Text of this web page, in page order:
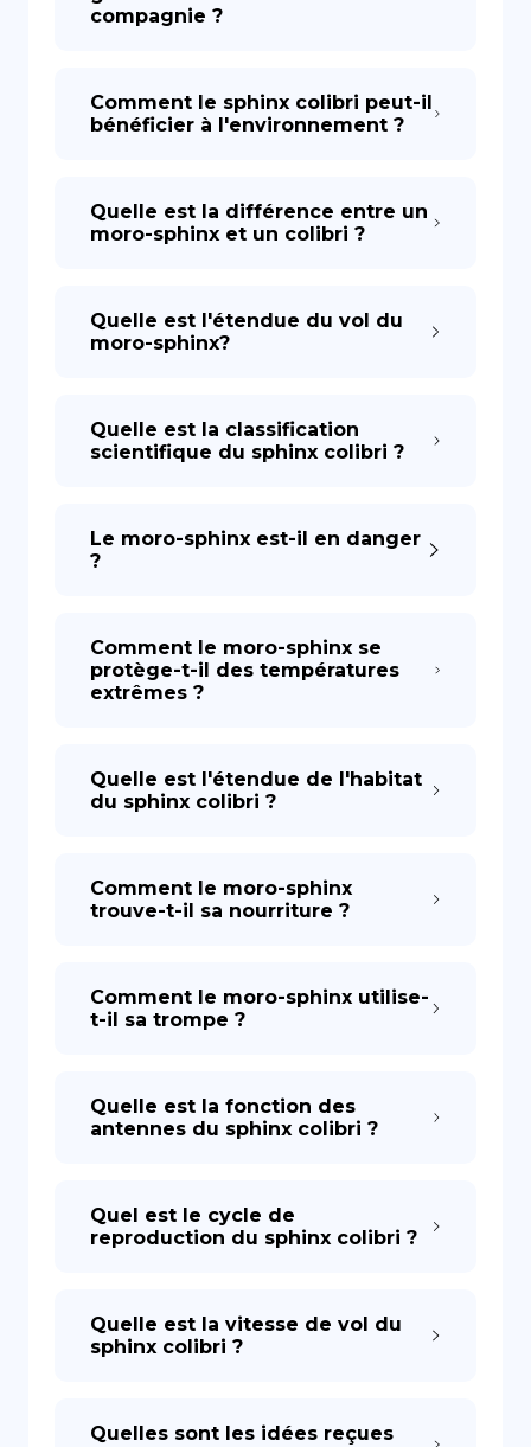
compagnie ?
Comment le sphinx colibri peut-il
bénéficier à l'environnement ?
Quelle est la différence entre un
moro-sphinx et un colibri ?
Quelle est l'étendue du vol du
moro-sphinx?
Quelle est la classification
scientifique du sphinx colibri ?
Le moro-sphinx est-il en danger
?
Comment le moro-sphinx se
protège-t-il des températures
extrêmes ?
Quelle est l'étendue de l'habitat
du sphinx colibri ?
Comment le moro-sphinx
trouve-t-il sa nourriture ?
Comment le moro-sphinx utilise-
t-il sa trompe ?
Quelle est la fonction des
antennes du sphinx colibri ?
Quel est le cycle de
reproduction du sphinx colibri ?
Quelle est la vitesse de vol du
sphinx colibri ?
Quelles sont les idées reçues